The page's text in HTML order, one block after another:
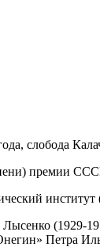
слобода
премии
(1929-
Петра